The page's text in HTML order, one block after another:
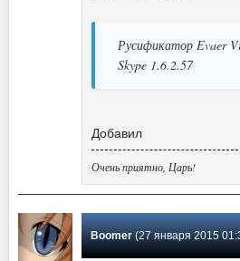
Русификатор Evaer
Skype 1.6.2.57
Добавил
Очень приятно, Царь!
Boomer(27 января 2015 01:33)